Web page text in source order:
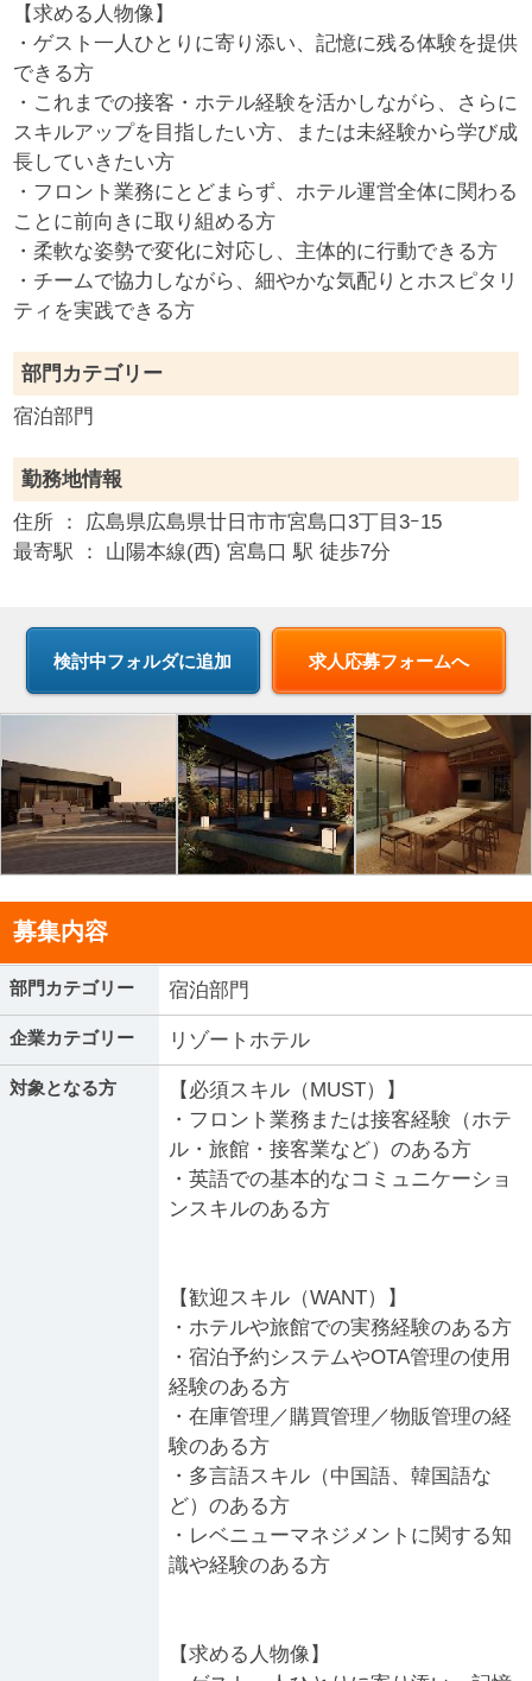
【求める人物像】
・ゲスト一人ひとりに寄り添い、記憶に残る体験を提供
できる方
・これまでの接客・ホテル経験を活かしながら、さらに
スキルアップを目指したい方、または未経験から学び成
長していきたい方
・フロント業務にとどまらず、ホテル運営全体に関わる
ことに前向きに取り組める方
・柔軟な姿勢で変化に対応し、主体的に行動できる方
・チームで協力しながら、細やかな気配りとホスピタリ
ティを実践できる方
部門カテゴリー
宿泊部門
勤務地情報
住所 ：
広島県広島県廿日市市宮島口3丁目3ｰ15
最寄駅 ：
山陽本線(西) 宮島口 駅 徒歩7分
求人応募フォームへ
募集内容
部門カテゴリー 宿泊部門
企業カテゴリー リゾートホテル
対象となる方
【必須スキル（MUST）】
・フロント業務または接客経験（ホテ
ル・旅館・接客業など）のある方
・英語での基本的なコミュニケーショ
ンスキルのある方
【歓迎スキル（WANT）】
・ホテルや旅館での実務経験のある方
・宿泊予約システムやOTA管理の使用
経験のある方
・在庫管理／購買管理／物販管理の経
験のある方
・多言語スキル（中国語、韓国語な
ど）のある方
・レベニューマネジメントに関する知
識や経験のある方
【求める人物像】